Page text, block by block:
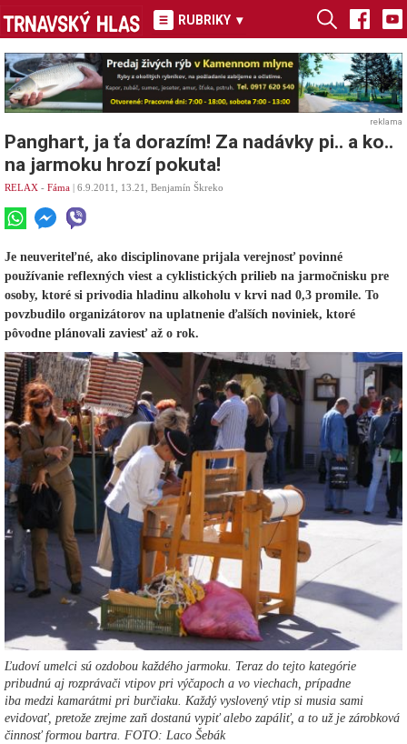
RUBRIKY ▾
reklama
Panghart, ja ťa dorazím! Za nadávky pi.. a ko..
na jarmoku hrozí pokuta!
RELAX - Fáma | 6.9.2011, 13.21, Benjamín Škreko
Je neuveriteľné, ako disciplinovane prijala verejnosť povinné
používanie reflexných viest a cyklistických prilieb na jarmočnisku pre
osoby, ktoré si privodia hladinu alkoholu v krvi nad 0,3 promile. To
povzbudilo organizátorov na uplatnenie ďalších noviniek, ktoré
pôvodne plánovali zaviesť až o rok.
Ľudoví umelci sú ozdobou každého jarmoku. Teraz do tejto kategórie
pribudnú aj rozprávači vtipov pri výčapoch a vo viechach, prípadne
iba medzi kamarátmi pri burčiaku. Každý vyslovený vtip si musia sami
evidovať, pretože zrejme zaň dostanú vypiť alebo zapáliť, a to už je zárobková
činnosť formou bartra. FOTO: Laco Šebák